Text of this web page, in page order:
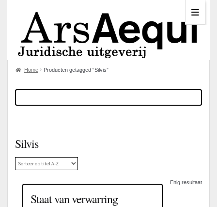
Home Producten getagged “Silvis”
Silvis
Enig resultaat
Staat van verwarring